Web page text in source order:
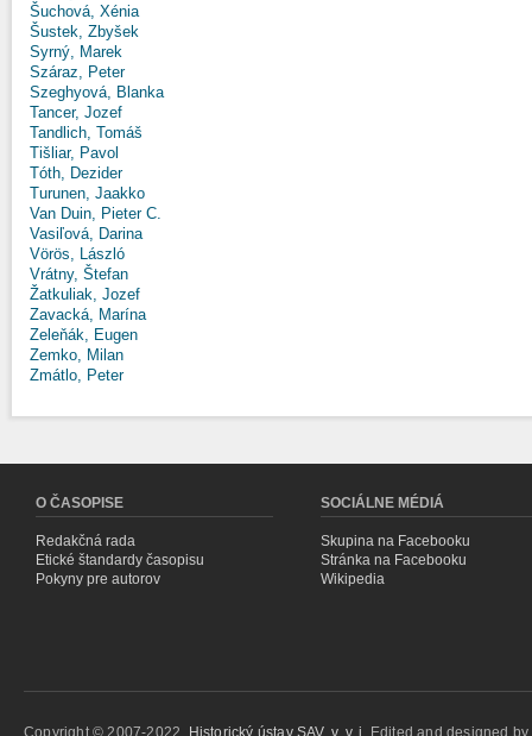
Šuchová, Xénia
Šustek, Zbyšek
Syrný, Marek
Száraz, Peter
Szeghyová, Blanka
Tancer, Jozef
Tandlich, Tomáš
Tišliar, Pavol
Tóth, Dezider
Turunen, Jaakko
Van Duin, Pieter C.
Vasiľová, Darina
Vörös, László
Vrátny, Štefan
Žatkuliak, Jozef
Zavacká, Marína
Zeleňák, Eugen
Zemko, Milan
Zmátlo, Peter
O ČASOPISE
Redakčná rada
Etické štandardy časopisu
Pokyny pre autorov
SOCIÁLNE MÉDIÁ
Skupina na Facebooku
Stránka na Facebooku
Wikipedia